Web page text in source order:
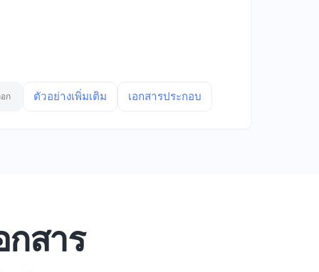
ก ตัวอย่างเพิ่มเติม เอกสารประกอบ
สาร